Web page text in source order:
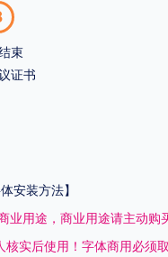
束
证书
体安装方法】
用途，商业用途请主动购
实后使用！字体商用必须